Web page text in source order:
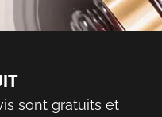
sont gratuits et